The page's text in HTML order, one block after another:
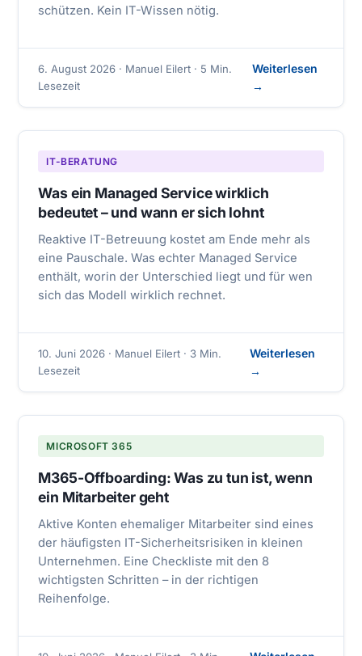
schützen. Kein IT-Wissen nötig.
6. August 2026 · Manuel Eilert · 5 Min.
Lesezeit
Weiterlesen
→
IT-BERATUNG
Was ein Managed Service wirklich
bedeutet – und wann er sich lohnt
Reaktive IT-Betreuung kostet am Ende mehr als
eine Pauschale. Was echter Managed Service
enthält, worin der Unterschied liegt und für wen
sich das Modell wirklich rechnet.
10. Juni 2026 · Manuel Eilert · 3 Min.
Lesezeit
Weiterlesen
→
MICROSOFT 365
M365-Offboarding: Was zu tun ist, wenn
ein Mitarbeiter geht
Aktive Konten ehemaliger Mitarbeiter sind eines
der häufigsten IT-Sicherheitsrisiken in kleinen
Unternehmen. Eine Checkliste mit den 8
wichtigsten Schritten – in der richtigen
Reihenfolge.